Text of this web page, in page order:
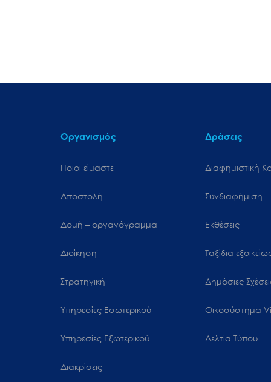
Οργανισμός
Ποιοι είμαστε
Αποστολή
Δομή – οργανόγραμμα
Διοίκηση
Στρατηγική
Υπηρεσίες Εσωτερικού
Υπηρεσίες Εξωτερικού
Διακρίσεις
Δράσεις
Διαφημιστική
Συνδιαφήμιση
Εκθέσεις
Ταξίδια
Δημόσιες
Oικοσύστημα
Δελτία Τύπου